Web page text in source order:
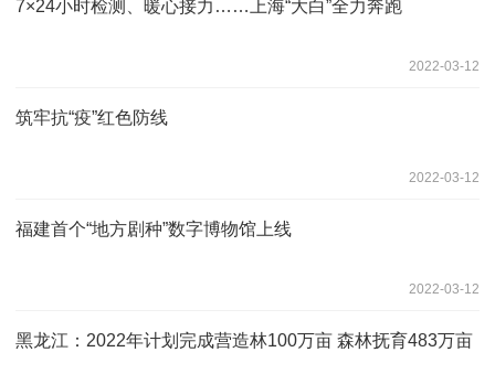
7×24小时检测、暖心接力……上海“大白”全力奔跑
2022-03-12
筑牢抗“疫”红色防线
2022-03-12
福建首个“地方剧种”数字博物馆上线
2022-03-12
黑龙江：2022年计划完成营造林100万亩 森林抚育483万亩